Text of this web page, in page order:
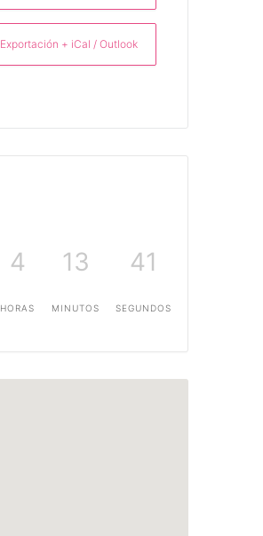
Exportación + iCal / Outlook
4
HORAS
13
MINUTOS
40
SEGUNDOS